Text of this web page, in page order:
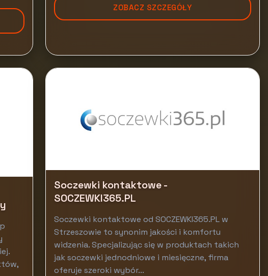
ZOBACZ SZCZEGÓŁY
Soczewki kontaktowe -
SOCZEWKI365.PL
Soczewki kontaktowe od SOCZEWKI365.PL w
Strzeszowie to synonim jakości i komfortu
widzenia. Specjalizując się w produktach takich
jak soczewki jednodniowe i miesięczne, firma
oferuje szeroki wybór...